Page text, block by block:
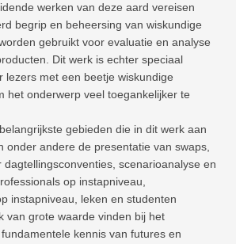
werken van deze aard vereisen
begrip en beheersing van wiskundige
gebruikt voor evaluatie en analyse
Dit werk is echter speciaal
lezers met een beetje wiskundige
het onderwerp veel toegankelijker te
gebieden die in dit werk aan
onder andere de presentatie van swaps,
dagtellingsconventies, scenarioanalyse en
op instapniveau,
instapniveau, leken en studenten
van grote waarde vinden bij het
kennis van futures en